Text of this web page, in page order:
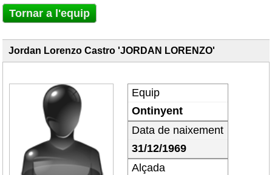
Tornar a l'equip
Jordan Lorenzo Castro 'JORDAN LORENZO'
Equip
Ontinyent
Data de naixement
31/12/1969
Alçada